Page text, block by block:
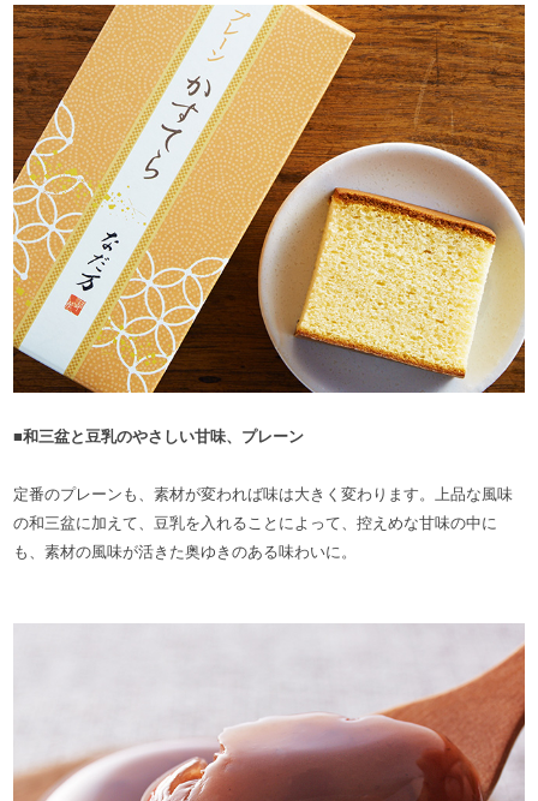
■和三盆と豆乳のやさしい甘味、プレーン
定番のプレーンも、素材が変われば味は大きく変わります。上品な風味
の和三盆に加えて、豆乳を入れることによって、控えめな甘味の中に
も、素材の風味が活きた奥ゆきのある味わいに。